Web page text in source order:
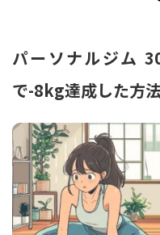
パーソナルジム
で-8kg達成した方